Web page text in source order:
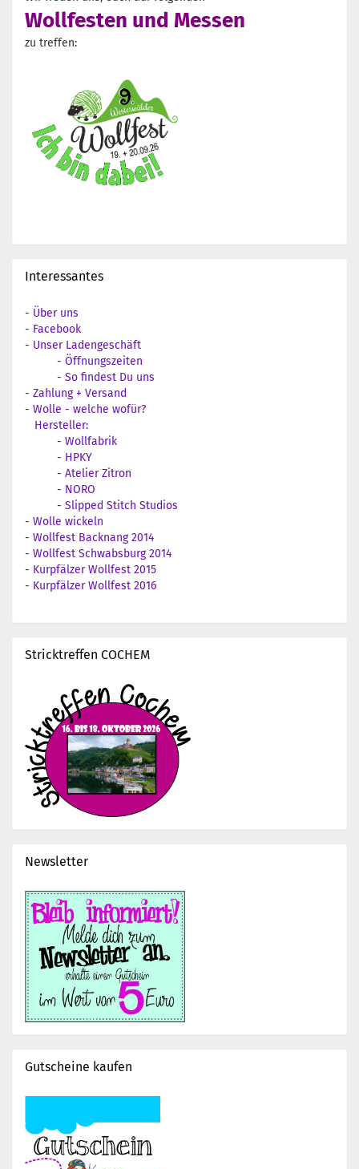
Wollfesten und Messen
zu treffen:
Interessantes
- Über uns
- Facebook
- Unser Ladengeschäft
- Öffnungszeiten
- So findest Du uns
- Zahlung + Versand
- Wolle - welche wofür?
Hersteller:
- Wollfabrik
- HPKY
- Atelier Zitron
- NORO
- Slipped Stitch Studios
- Wolle wickeln
- Wollfest Backnang 2014
- Wollfest Schwabsburg 2014
- Kurpfälzer Wollfest 2015
- Kurpfälzer Wollfest 2016
Stricktreffen COCHEM
Newsletter
Gutscheine kaufen